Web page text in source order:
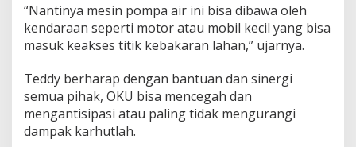
“Nantinya mesin pompa air ini bisa dibawa oleh
kendaraan seperti motor atau mobil kecil yang bisa
masuk keakses titik kebakaran lahan,” ujarnya.
Teddy berharap dengan bantuan dan sinergi
semua pihak, OKU bisa mencegah dan
mengantisipasi atau paling tidak mengurangi
dampak karhutlah.